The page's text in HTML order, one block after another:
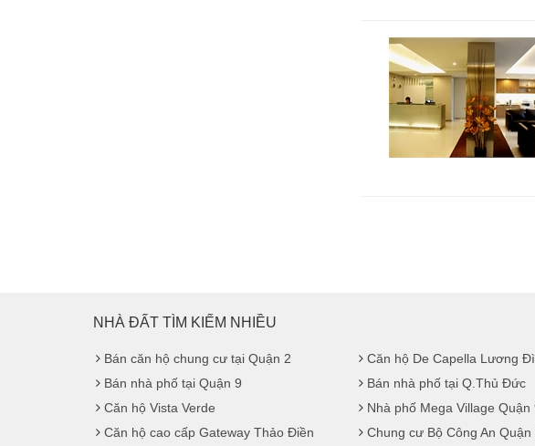
NHÀ ĐẤT TÌM KIẾM NHIỀU
Bán căn hộ chung cư tại Quận 2 Căn hộ De Capella Lương
Bán nhà phố tại Quận 9
Bán nhà phố tại Q.Thủ Đức
Căn hộ Vista Verde
Nhà phố Mega Village Quận
Căn hộ cao cấp Gateway Thảo Điền
Chung cư Bộ Công An Quận